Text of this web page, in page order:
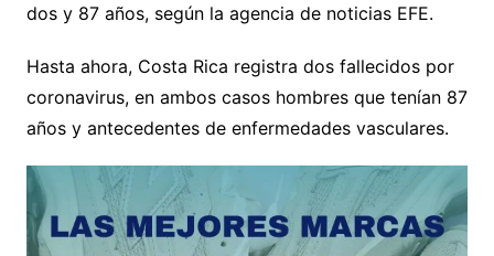
dos y 87 años, según la agencia de noticias EFE.
Hasta ahora, Costa Rica registra dos fallecidos por
coronavirus, en ambos casos hombres que tenían 87
años y antecedentes de enfermedades vasculares.